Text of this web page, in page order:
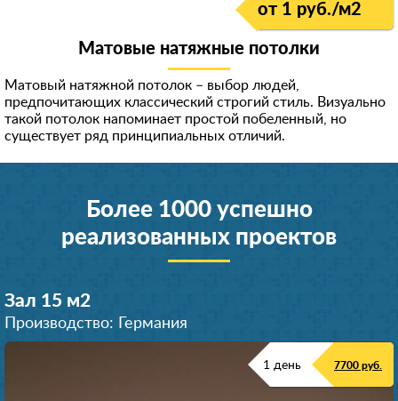
от 1 руб./м2
Матовые натяжные потолки
Матовый натяжной потолок – выбор людей,
предпочитающих классический строгий стиль. Визуально
такой потолок напоминает простой побеленный, но
существует ряд принципиальных отличий.
Более 1000 успешно
реализованных проектов
Зал 15 м2
Производство: Германия
1 день 7700 руб.